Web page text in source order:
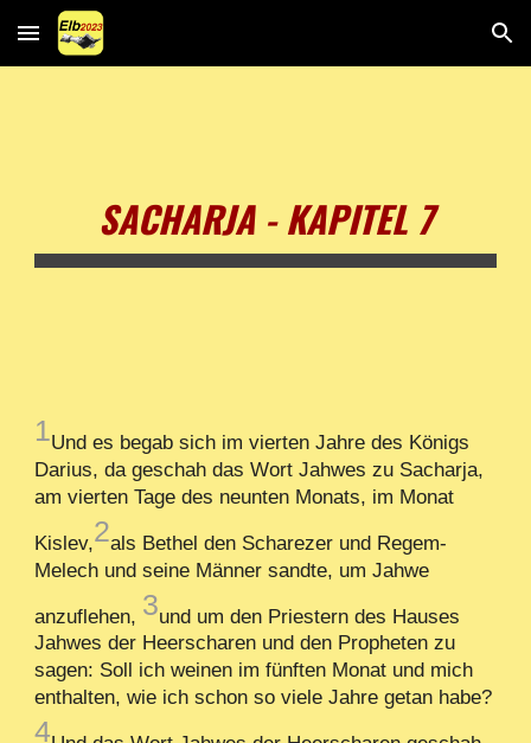
Skip to main content Skip to navigation
SACHARJA - KAPITEL 7
1Und es begab sich im vierten Jahre des Königs
Darius, da geschah das Wort Jahwes zu Sacharja,
am vierten Tage des neunten Monats, im Monat
Kislev,2als Bethel den Scharezer und Regem-
Melech und seine Männer sandte, um Jahwe
anzuflehen, 3und um den Priestern des Hauses
Jahwes der Heerscharen und den Propheten zu
sagen: Soll ich weinen im fünften Monat und mich
enthalten, wie ich schon so viele Jahre getan habe?
4